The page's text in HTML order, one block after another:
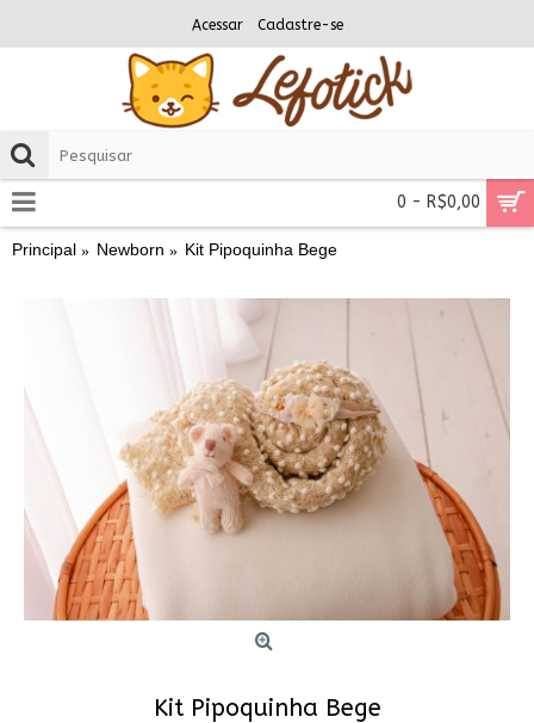
Acessar Cadastre-se
0 - R$0,00
Principal Newborn Kit Pipoquinha Bege
Kit Pipoquinha Bege